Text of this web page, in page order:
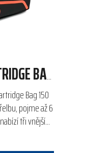
BAG
Bag 150
pojme až 6
tři vnější
z